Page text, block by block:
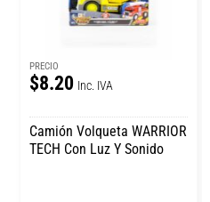
PRECIO
$8.20 Inc. IVA
Camión Volqueta WARRIOR
TECH Con Luz Y Sonido